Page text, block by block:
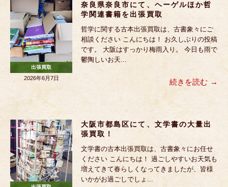
奈良県奈良市にて、ヘーゲルほか哲
学関連書籍を出張買取
哲学に関する古本出張買取は、古書象々にご
相談ください こんにちは！ お久しぶりの投稿
です。 大阪はすっかり梅雨入り。 今日も雨で
鬱陶しいお天...
続きを読む
出張買取
2026年6月7日
大阪市都島区にて、文学書の大量出
張買取！
文学書の古本出張買取は、古書象々にお任せ
ください こんにちは！ 過ごしやすいお天気も
増えてきて春らしくなってきましたが、皆様
いかがお過ごしでしょ...